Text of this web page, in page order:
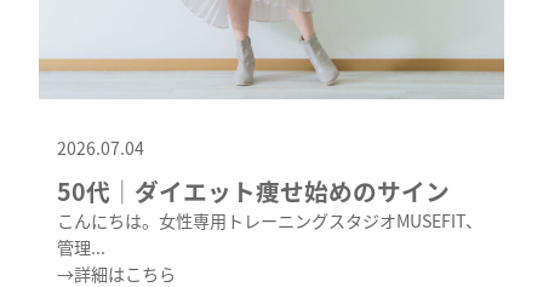
2026.07.04
50代│ダイエット痩せ始めのサイン
こんにちは。女性専用トレーニングスタジオMUSEFIT、
管理...
→詳細はこちら